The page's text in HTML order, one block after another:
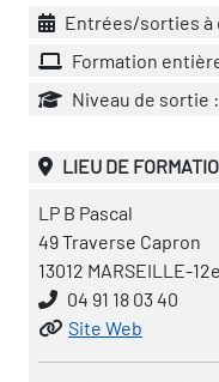
Entrées/sorties à
Formation
Niveau de sortie
LIEU DE
LP B Pascal
49 Traverse Capron
13012 MARSEILLE-
04 91 18 03 40
Site Web